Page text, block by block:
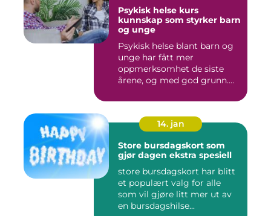
Psykisk helse kurs
kunnskap som styrker barn
og unge
Psykisk helse blant barn og
unge har fått mer
oppmerksomhet de siste
årene, og med god grunn.
14. jan
Store bursdagskort som
gjør dagen ekstra spesiell
store bursdagskort har blitt
et populært valg for alle
som vil gjøre litt mer ut av
en bursdagshilse...